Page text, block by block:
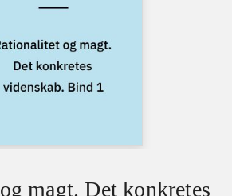
magt. Det konkretes